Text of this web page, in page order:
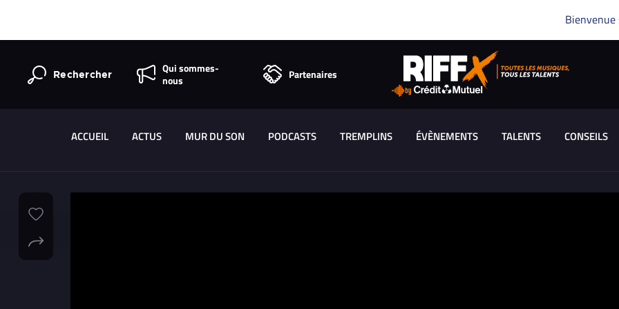
Bienvenue
Rechercher
Qui sommes-
nous
Partenaires
ACCUEIL ACTUS MUR DU SON PODCASTS TREMPLINS ÉVÈNEMENTS TALENTS CONSEILS